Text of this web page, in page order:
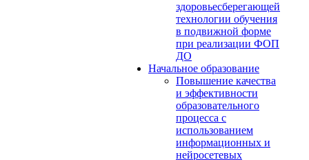
здоровьесберегающей
технологии обучения
в подвижной форме
при реализации ФОП
ДО
Начальное образование
Повышение качества
и эффективности
образовательного
процесса с
использованием
информационных и
нейросетевых